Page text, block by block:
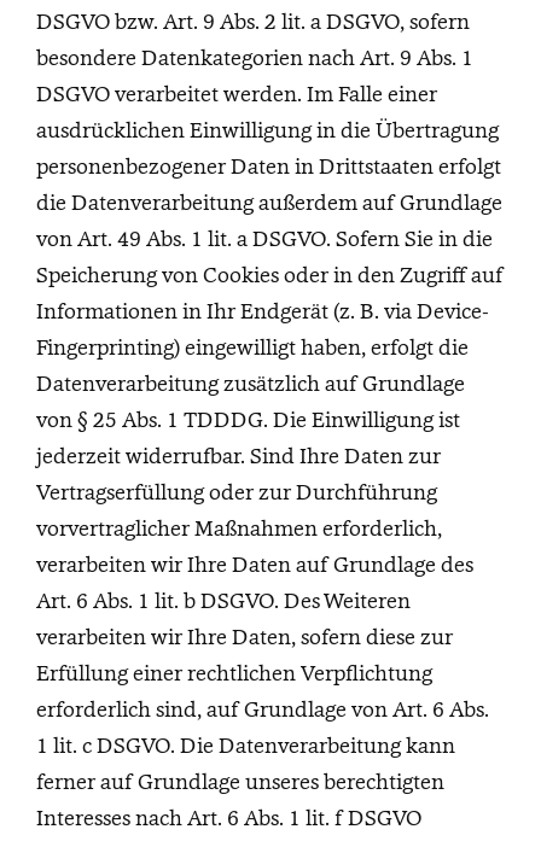
DSGVO bzw. Art. 9 Abs. 2 lit. a DSGVO, sofern
besondere Datenkategorien nach Art. 9 Abs. 1
DSGVO verarbeitet werden. Im Falle einer
ausdrücklichen Einwilligung in die Übertragung
personenbezogener Daten in Drittstaaten erfolgt
die Datenverarbeitung außerdem auf Grundlage
von Art. 49 Abs. 1 lit. a DSGVO. Sofern Sie in die
Speicherung von Cookies oder in den Zugriff auf
Informationen in Ihr Endgerät (z. B. via Device-
Fingerprinting) eingewilligt haben, erfolgt die
Datenverarbeitung zusätzlich auf Grundlage
von § 25 Abs. 1 TDDDG. Die Einwilligung ist
jederzeit widerrufbar. Sind Ihre Daten zur
Vertragserfüllung oder zur Durchführung
vorvertraglicher Maßnahmen erforderlich,
verarbeiten wir Ihre Daten auf Grundlage des
Art. 6 Abs. 1 lit. b DSGVO. Des Weiteren
verarbeiten wir Ihre Daten, sofern diese zur
Erfüllung einer rechtlichen Verpflichtung
erforderlich sind, auf Grundlage von Art. 6 Abs.
1 lit. c DSGVO. Die Datenverarbeitung kann
ferner auf Grundlage unseres berechtigten
Interesses nach Art. 6 Abs. 1 lit. f DSGVO